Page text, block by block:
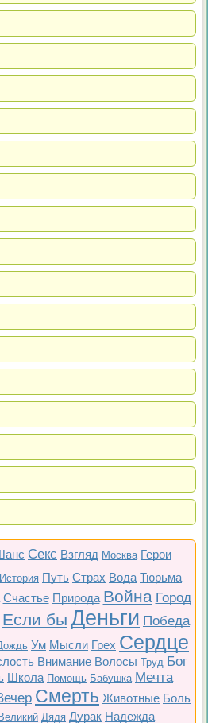
Секс Взгляд Москва Герои
История Путь Страх Вода Тюрьма
Счастье Природа Война Город
Если бы Деньги Победа
Ум Мысли Грех Сердце
Внимание Волосы Труд Бог
Школа Помощь Бабушка Мечта
Смерть Животные Боль
Великий Дядя Дурак Надежда